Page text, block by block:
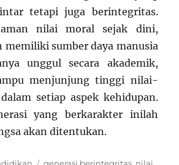
tetapi juga berintegritas.
nilai moral sejak dini,
memiliki sumber daya manusia
unggul secara akademik,
menjunjung tinggi nilai-
setiap aspek kehidupan.
yang berkarakter inilah
akan ditentukan.
Tags